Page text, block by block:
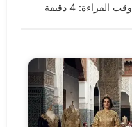
وقت القراءة: 4 دقيقة